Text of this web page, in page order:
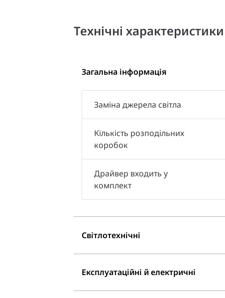
Технічні характеристики
Загальна інформація
Заміна джерела світла
Кількість розподільних
коробок
Драйвер входить у
комплект
Світлотехнічні
Експлуатаційні й електричні